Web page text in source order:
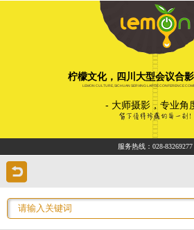
柠檬文化，四川大型会议合
LEMON CULTURE, SICHUAN SERVING LARGE CONFERENCE
- 大师摄影，专业角
服务热线： 028-83269277